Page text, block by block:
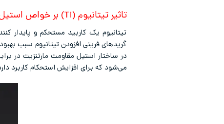
تاثیر تیتانیوم (Ti) بر خواص استیل
تیتانیوم یک کاربید مستحکم و پایدار
گریدهای فریتی افزودن تیتانیوم سبب
در ساختار استیل مقاومت مارتنزیت در
می‌شود که برای افزایش استحکام کاربرد